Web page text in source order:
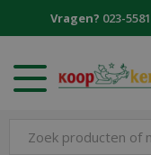
Vragen? 023-